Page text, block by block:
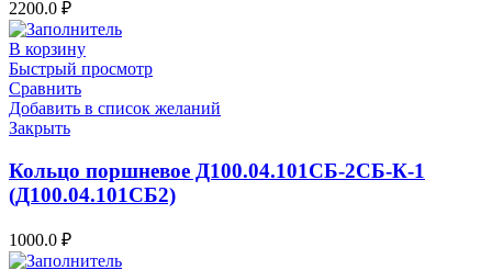
2200.0 ₽
В корзину
Быстрый просмотр
Сравнить
Добавить в список желаний
Закрыть
Кольцо поршневое Д100.04.101СБ-2СБ-К-1
(Д100.04.101СБ2)
1000.0 ₽